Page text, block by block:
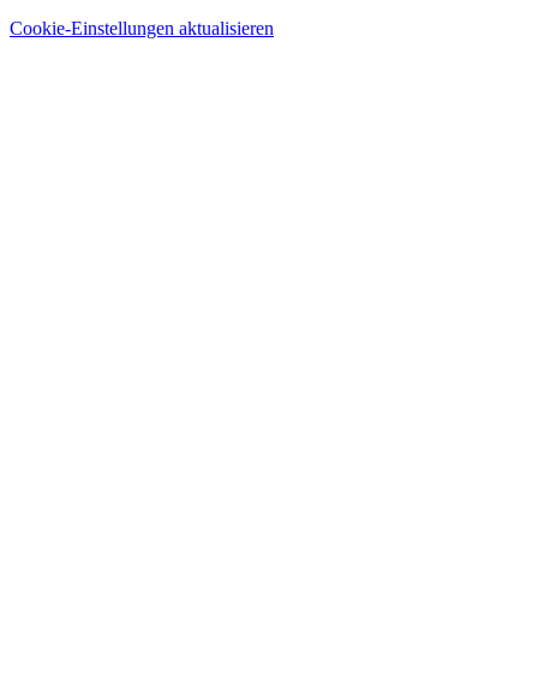
Cookie-Einstellungen aktualisieren